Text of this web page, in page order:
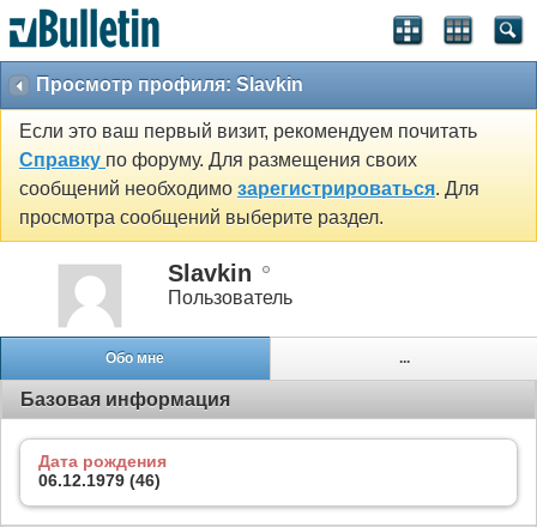
Просмотр профиля: Slavkin
Если это ваш первый визит, рекомендуем почитать
Справку по форуму. Для размещения своих
сообщений необходимо зарегистрироваться. Для
просмотра сообщений выберите раздел.
Slavkin
Пользователь
Обо мне ...
Базовая информация
Дата рождения
06.12.1979 (46)